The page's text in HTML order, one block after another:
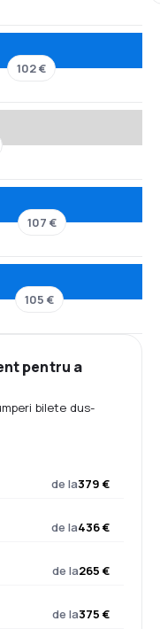
102 €
107 €
105 €
pentru a
bilete dus-
de la379 €
de la436 €
de la265 €
de la375 €